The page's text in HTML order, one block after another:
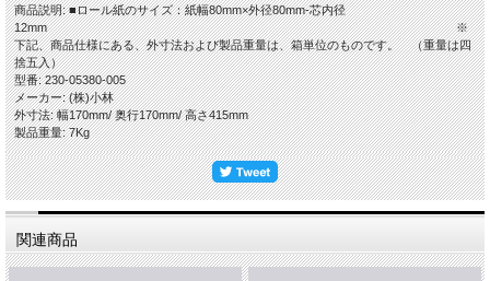
商品説明: ■ロール紙のサイズ：紙幅80mm×外径80mm-芯内径
12mm ※
下記、商品仕様にある、外寸法および製品重量は、箱単位のものです。 （重量は四
捨五入）
型番: 230-05380-005
メーカー: (株)小林
外寸法: 幅170mm/ 奥行170mm/ 高さ415mm
製品重量: 7Kg
関連商品